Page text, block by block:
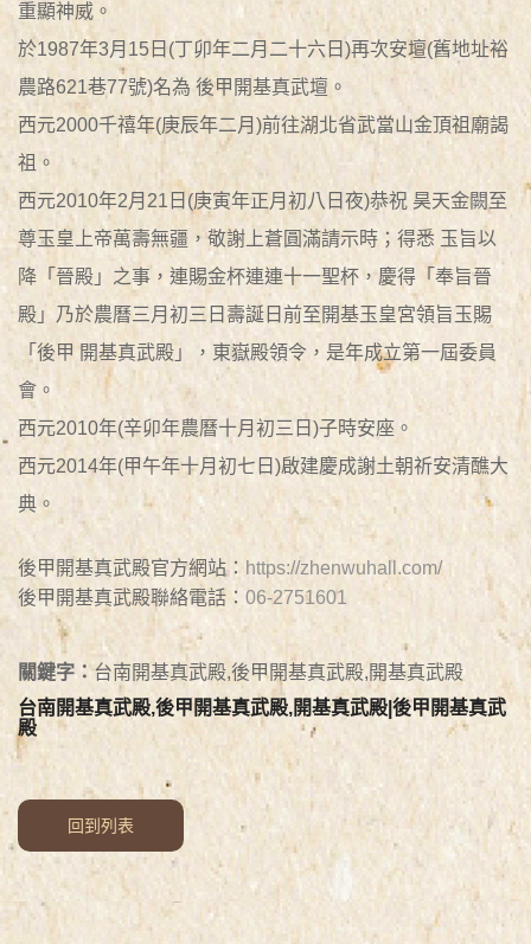
重顯神威。
於1987年3月15日(丁卯年二月二十六日)再次安壇(舊地址裕
農路621巷77號)名為 後甲開基真武壇。
西元2000千禧年(庚辰年二月)前往湖北省武當山金頂祖廟謁
祖。
西元2010年2月21日(庚寅年正月初八日夜)恭祝 昊天金闕至
尊玉皇上帝萬壽無疆，敬謝上蒼圓滿請示時；得悉 玉旨以
降「晉殿」之事，連賜金杯連連十一聖杯，慶得「奉旨晉
殿」乃於農曆三月初三日壽誕日前至開基玉皇宮領旨玉賜
「後甲 開基真武殿」，東嶽殿領令，是年成立第一屆委員
會。
西元2010年(辛卯年農曆十月初三日)子時安座。
西元2014年(甲午年十月初七日)啟建慶成謝土朝祈安清醮大
典​。
後甲開基真武殿官方網站： https://zhenwuhall.com/
後甲開基真武殿聯絡電話： 06-2751601
關鍵字：台南開基真武殿,後甲開基真武殿,開基真武殿
台南開基真武殿,後甲開基真武殿,開基真武殿|後甲開基真武
殿
回到列表